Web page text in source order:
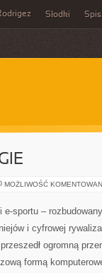
Słodki Spis
MOŻLIWOŚĆ
e-sportu –
i cyfrowej
przeszedł ogromną
formą